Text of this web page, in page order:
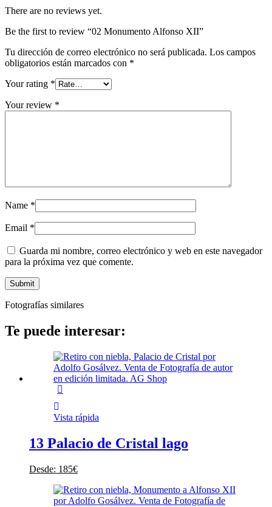
There are no reviews yet.
Be the first to review “02 Monumento Alfonso XII”
Tu dirección de correo electrónico no será publicada. Los campos
obligatorios están marcados con *
Your rating *
Your review *
Name *
Email *
Guarda mi nombre, correo electrónico y web en este navegador
para la próxima vez que comente.
Fotografías similares
Te puede interesar:
Vista rápida
13 Palacio de Cristal lago
Desde: 185€